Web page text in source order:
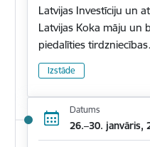
Latvijas Investīciju un
Latvijas Koka māju un
piedalīties
Izstāde
Datums
26.–30. janvāris,